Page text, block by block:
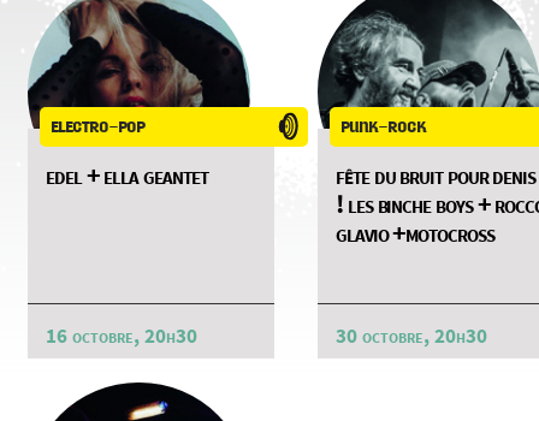
electro-pop
edel + ella geantet
16 octobre, 20h30
punk-rock
fête du bruit pour denis
! les binche boys +
glavio +motocross
30 octobre, 20h30